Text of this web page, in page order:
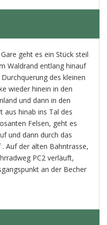
geht es ein Stück steil
Waldrand entlang hinauf
des kleinen
wieder hinein in den
und dann in den
aus hinab ins Tal des
Felsen, geht es
und dann durch das
Auf der alten Bahntrasse,
PC2 verläuft,
an der Becher